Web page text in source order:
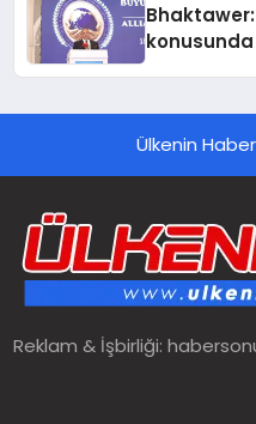
Ülkenin
Reklam & İşbirliği: